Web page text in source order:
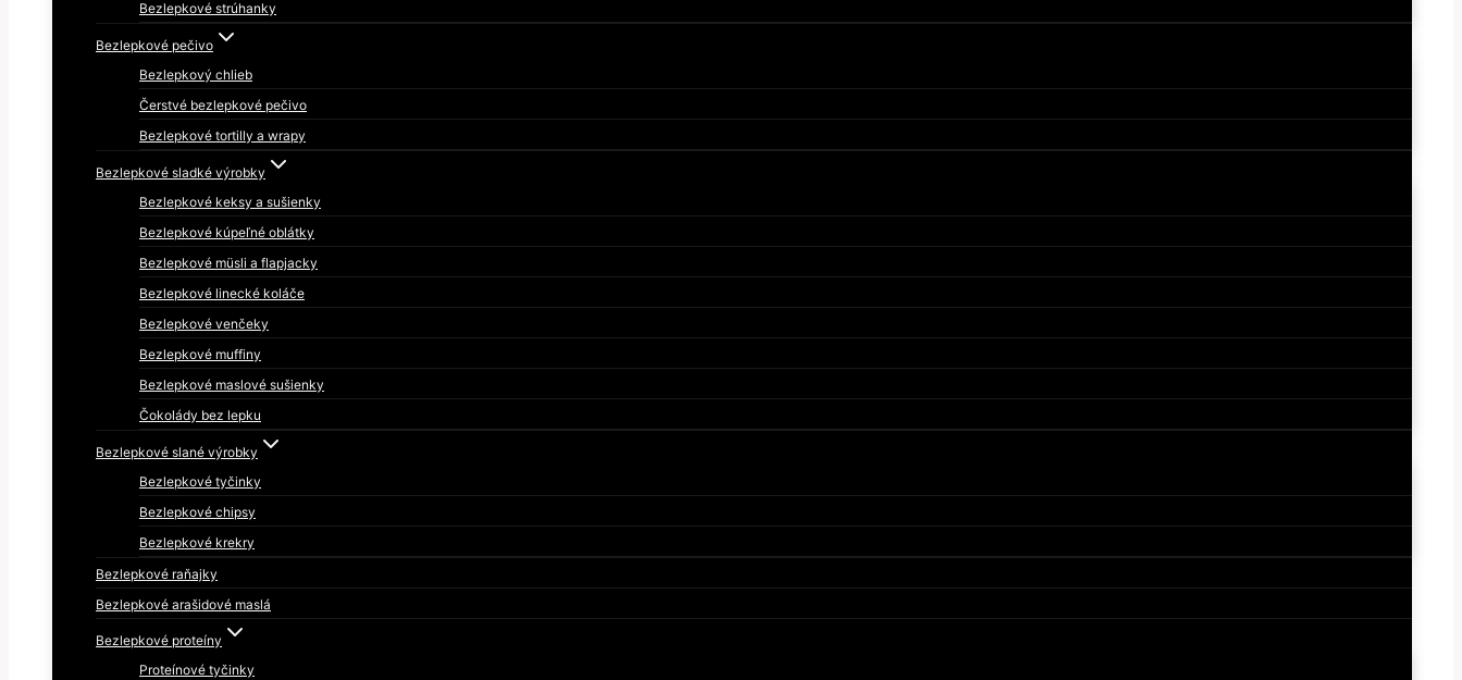
Bezlepkové strúhanky
Bezlepkové pečivo
Bezlepkový chlieb
Čerstvé bezlepkové pečivo
Bezlepkové tortilly a wrapy
Bezlepkové sladké výrobky
Bezlepkové keksy a sušienky
Bezlepkové kúpeľné oblátky
Bezlepkové müsli a flapjacky
Bezlepkové linecké koláče
Bezlepkové venčeky
Bezlepkové muffiny
Bezlepkové maslové sušienky
Čokolády bez lepku
Bezlepkové slané výrobky
Bezlepkové tyčinky
Bezlepkové chipsy
Bezlepkové krekry
Bezlepkové raňajky
Bezlepkové arašidové maslá
Bezlepkové proteíny
Proteínové tyčinky